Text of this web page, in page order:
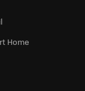
Home